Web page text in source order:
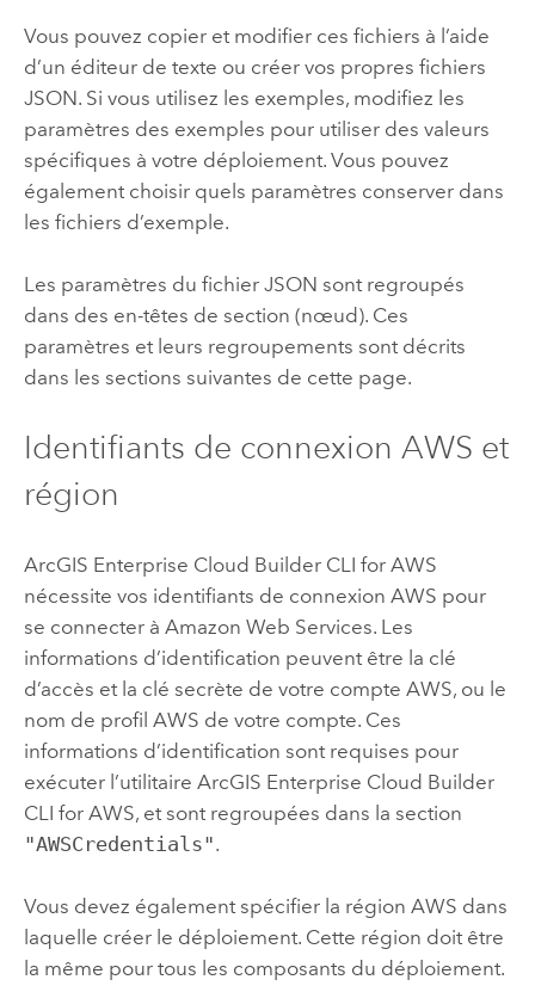
Vous pouvez copier et modifier ces fichiers à l’aide
d’un éditeur de texte ou créer vos propres fichiers
JSON. Si vous utilisez les exemples, modifiez les
paramètres des exemples pour utiliser des valeurs
spécifiques à votre déploiement. Vous pouvez
également choisir quels paramètres conserver dans
les fichiers d’exemple.
Les paramètres du fichier JSON sont regroupés
dans des en-têtes de section (nœud). Ces
paramètres et leurs regroupements sont décrits
dans les sections suivantes de cette page.
Identifiants de connexion AWS et
région
ArcGIS Enterprise Cloud Builder CLI for AWS
nécessite vos identifiants de connexion AWS pour
se connecter à Amazon Web Services. Les
informations d’identification peuvent être la clé
d’accès et la clé secrète de votre compte AWS, ou le
nom de profil AWS de votre compte. Ces
informations d’identification sont requises pour
exécuter l’utilitaire ArcGIS Enterprise Cloud Builder
CLI for AWS, et sont regroupées dans la section
"AWSCredentials".
Vous devez également spécifier la région AWS dans
laquelle créer le déploiement. Cette région doit être
la même pour tous les composants du déploiement.